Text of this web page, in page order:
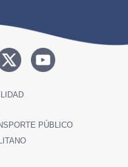
PÚBLICO